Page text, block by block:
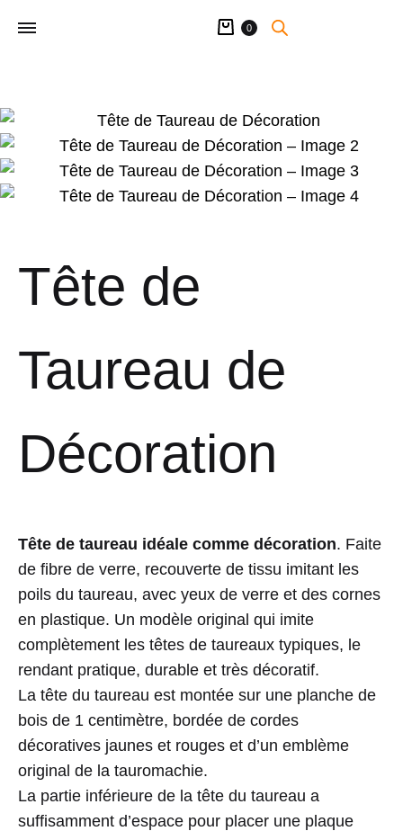
Panier
0
Tête de
Taureau de
Décoration
Tête de taureau idéale comme décoration. Faite
de fibre de verre, recouverte de tissu imitant les
poils du taureau, avec yeux de verre et des cornes
en plastique. Un modèle original qui imite
complètement les têtes de taureaux typiques, le
rendant pratique, durable et très décoratif.
La tête du taureau est montée sur une planche de
bois de 1 centimètre, bordée de cordes
décoratives jaunes et rouges et d’un emblème
original de la tauromachie.
La partie inférieure de la tête du taureau a
suffisamment d’espace pour placer une plaque